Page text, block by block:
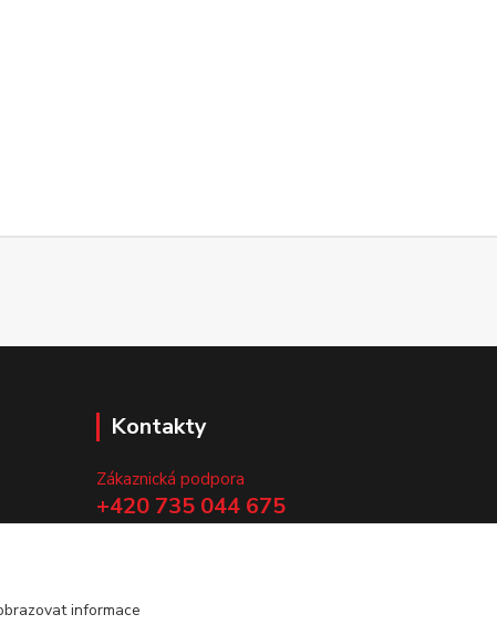
Kontakty
Zákaznická podpora
+420 735 044 675
informace